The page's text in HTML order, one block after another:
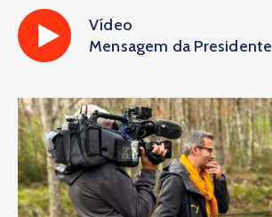
Vídeo
Mensagem da Presidente